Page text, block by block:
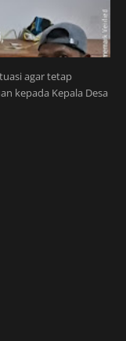
agar tetap
kepada Kepala Desa